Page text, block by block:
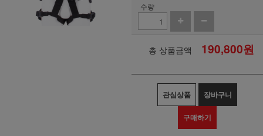
수량
총 상품금액 190,800원
관심상품 장바구니
구매하기